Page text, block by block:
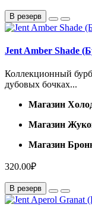
В резерв
Jent Amber Shade
Коллекционный
дубовых бочках...
Магазин
Магазин
Магазин
320.00₽
В резерв